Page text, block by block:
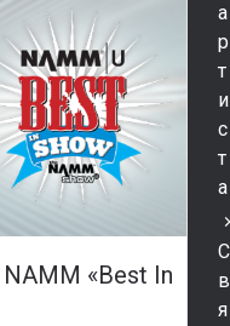
«Best In
а
р
т
и
с
т
а
С
в
я